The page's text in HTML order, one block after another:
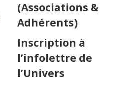
(Associations &
Adhérents)
Inscription à
l’infolettre de
l’Univers